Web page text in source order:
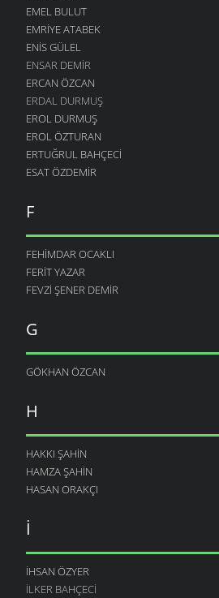
EMEL BULUT
EMRIYE ATABEK
ENIS GÜLEL
ENSAR DEMIR
ERCAN ÖZCAN
ERDAL DURMUŞ
EROL DURMUŞ
EROL ÖZTURAN
ERTUĞRUL BAHÇECI
ESAT ÖZDEMIR
F
FEHIMDAR OCAKLI
FERIT YAZAR
FEVZI ŞENER DEMIR
G
GÖKHAN ÖZCAN
H
HAKKI ŞAHIN
HAMZA ŞAHIN
HASAN ORAKÇI
I
IHSAN ÖZYER
İLKER BAHÇECI